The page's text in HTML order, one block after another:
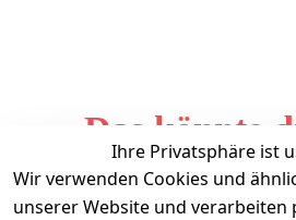
Das könnte
Ihre Privatsphäre ist
Wir verwenden Cookies und
unserer Website und verarbeiten